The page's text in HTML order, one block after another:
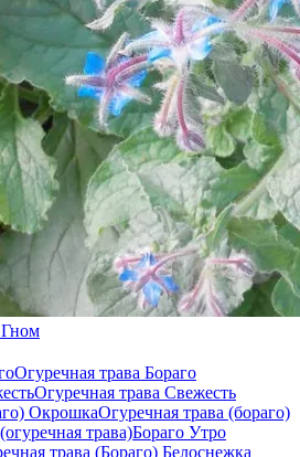
Гном
Огуречная трава Бораго
Огуречная трава Свежесть
Огуречная трава (бораго)
Бораго Утро